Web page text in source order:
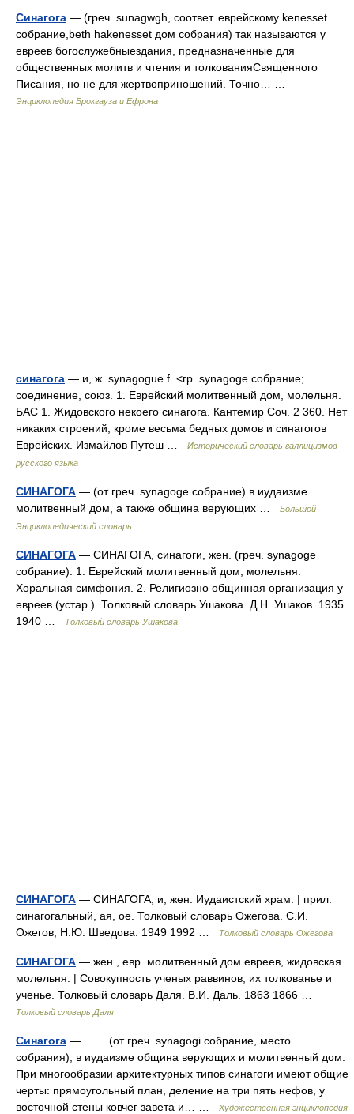
Синагога — (греч. sunagwgh, соответ. еврейскому kenesset
собрание,beth hakenesset дом собрания) так называются у
евреев богослужебныездания, предназначенные для
общественных молитв и чтения и толкованияСвященного
Писания, но не для жертвоприношений. Точно… …
Энциклопедия Брокгауза и Ефрона
синагога — и, ж. synagogue f. <гр. synagoge собрание;
соединение, союз. 1. Еврейский молитвенный дом, молельня.
БАС 1. Жидовского некоего синагога. Кантемир Соч. 2 360. Нет
никаких строений, кроме весьма бедных домов и синагогов
Еврейских. Измайлов Путеш …
Исторический словарь галлицизмов
русского языка
СИНАГОГА — (от греч. synagoge собрание) в иудаизме
молитвенный дом, а также община верующих …
Большой
Энциклопедический словарь
СИНАГОГА — СИНАГОГА, синагоги, жен. (греч. synagoge
собрание). 1. Еврейский молитвенный дом, молельня.
Хоральная симфония. 2. Религиозно общинная организация у
евреев (устар.). Толковый словарь Ушакова. Д.Н. Ушаков. 1935
1940 …
Толковый словарь Ушакова
СИНАГОГА — СИНАГОГА, и, жен. Иудаистский храм. | прил.
синагогальный, ая, ое. Толковый словарь Ожегова. С.И.
Ожегов, Н.Ю. Шведова. 1949 1992 …
Толковый словарь Ожегова
СИНАГОГА — жен., евр. молитвенный дом евреев, жидовская
молельня. | Совокупность ученых раввинов, их толкованье и
ученье. Толковый словарь Даля. В.И. Даль. 1863 1866 …
Толковый словарь Даля
Синагога — (от греч. synagogi собрание, место
собрания), в иудаизме община верующих и молитвенный дом.
При многообразии архитектурных типов синагоги имеют общие
черты: прямоугольный план, деление на три пять нефов, у
восточной стены ковчег завета и… …
Художественная энциклопедия